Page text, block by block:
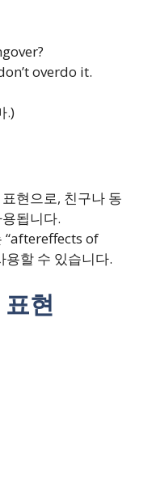
overdo it.
.)
현으로, 친구나 동
됩니다.
“aftereffects of
할 수 있습니다.
현